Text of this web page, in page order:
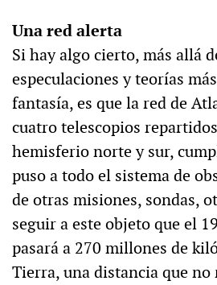
Una red alerta
Si hay algo cierto, más allá
especulaciones y teorías
fantasía, es que la red de
cuatro telescopios
hemisferio norte y sur,
puso a todo el sistema de
de otras misiones, sondas,
seguir a este objeto que el
pasará a 270 millones de
Tierra, una distancia que